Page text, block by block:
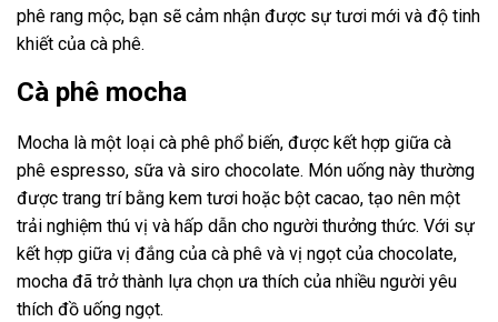
phê rang mộc, bạn sẽ cảm nhận được sự tươi mới và độ tinh
khiết của cà phê.
Cà phê mocha
Mocha là một loại cà phê phổ biến, được kết hợp giữa cà
phê espresso, sữa và siro chocolate. Món uống này thường
được trang trí bằng kem tươi hoặc bột cacao, tạo nên một
trải nghiệm thú vị và hấp dẫn cho người thưởng thức. Với sự
kết hợp giữa vị đắng của cà phê và vị ngọt của chocolate,
mocha đã trở thành lựa chọn ưa thích của nhiều người yêu
thích đồ uống ngọt.